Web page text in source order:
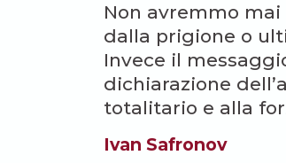
Non avremmo
dalla prigione o
Invece il
dichiarazione
totalitario e alla
Ivan Safronov